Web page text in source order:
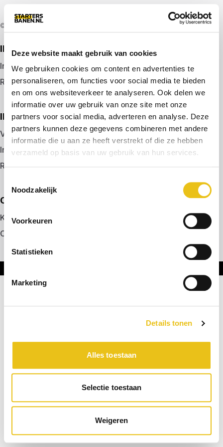
Deze website maakt gebruik van cookies
We gebruiken cookies om content en advertenties te
personaliseren, om functies voor social media te bieden
en om ons websiteverkeer te analyseren. Ook delen we
informatie over uw gebruik van onze site met onze
partners voor social media, adverteren en analyse. Deze
partners kunnen deze gegevens combineren met andere
informatie die u aan ze heeft verstrekt of die ze hebben
verzameld op basis van uw gebruik van hun services.
Noodzakelijk
Voorkeuren
Statistieken
Marketing
Details tonen
Alles toestaan
Selectie toestaan
Weigeren
© 2026 door startersbanen.nl
IK ZOEK EEN BAAN
Inloggen
Registreren
IK BEN WERKGEVER
Vacature plaatsen
Inloggen
Registreren
OVER ONS
Kennismaken met MELON
Contact